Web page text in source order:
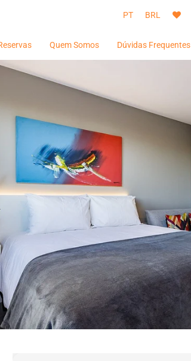
PT BRL
Quem Somos Dúvidas Frequentes